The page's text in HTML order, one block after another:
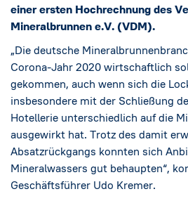
Cookie-Einstellungen
Datenschutzerklärung
einer ersten Hochrechnung des
Mineralbrunnen e.V. (VDM).
„Die deutsche
Corona-Jahr 2020 wirtschaftlich
gekommen, auch wenn sich die
insbesondere mit der Schließung
Hotellerie unterschiedlich auf die
ausgewirkt hat. Trotz des damit
Absatzrückgangs konnten sich
Mineralwassers gut behaupten“,
Geschäftsführer Udo Kremer.